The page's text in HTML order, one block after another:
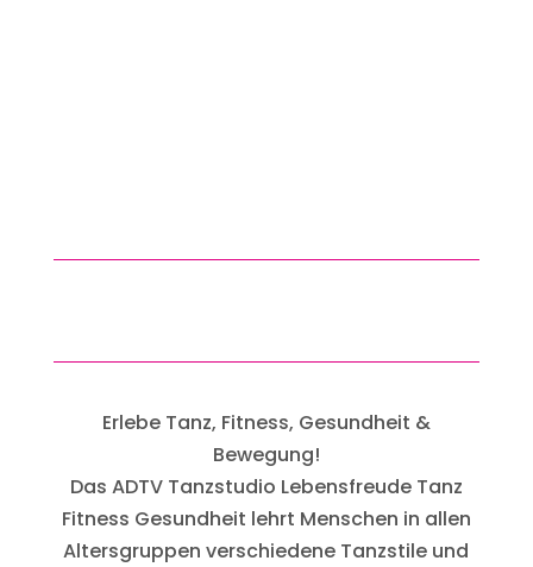
Erlebe Tanz, Fitness, Gesundheit &
Bewegung!
Das ADTV Tanzstudio Lebensfreude Tanz
Fitness Gesundheit lehrt Menschen in allen
Altersgruppen verschiedene Tanzstile und